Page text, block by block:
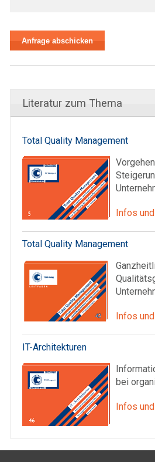
Literatur zum Thema
Total Quality Management
Infos
Total Quality Management
Infos
IT-Architekturen
bei
Infos